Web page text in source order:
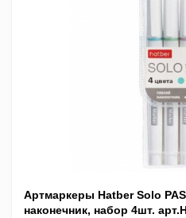
Артмаркеры Hatber Solo
наконечник, набор 4шт.